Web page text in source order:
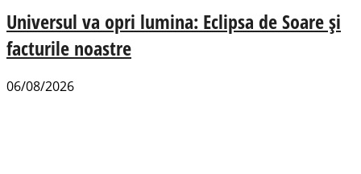
Universul va opri lumina: Eclipsa de Soare și
facturile noastre
06/08/2026